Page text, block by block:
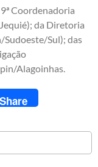
Coordenadoria
da Diretoria
Sul); das
Alagoinhas.
Share